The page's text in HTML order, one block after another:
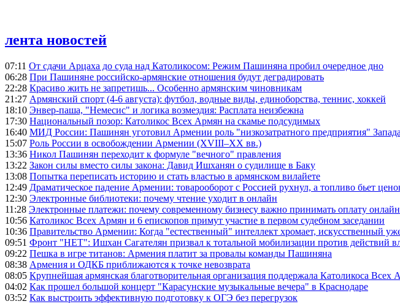
лента новостей
07:11 От сдачи Арцаха до суда над Католикосом: Режим Пашиняна пробил очередное дно
06:28 При Пашиняне российско-армянские отношения будут деградировать
22:28 Красиво жить не запретишь... Особенно армянским чиновникам
21:27 Армянский спорт (4-6 августа): футбол, водные виды, единоборства, теннис, хоккей
18:10 Энвер-паша, "Немесис" и логика возмездия: Расплата неизбежна
17:30 Национальный позор: Католикос Всех Армян на скамье подсудимых
16:40 МИД России: Пашинян уготовил Армении роль "низкозатратного предприятия" Запада
15:07 Роль России в освобождении Армении (XVIII–XX вв.)
13:36 Никол Пашинян переходит к формуле "вечного" правления
13:22 Закон силы вместо силы закона: Давид Ишханян о судилище в Баку
13:08 Попытка переписать историю и стать властью в армянском вилайете
12:49 Драматическое падение Армении: товарооборот с Россией рухнул, а топливо бьет
12:30 Электронные библиотеки: почему чтение уходит в онлайн
11:28 Электронные платежи: почему современному бизнесу важно принимать оплату онлайн
10:56 Католикос Всех Армян и 6 епископов примут участие в первом судебном заседании
10:36 Правительство Армении: Когда "естественный" интеллект хромает, искусственный
09:51 Фронт "НЕТ": Ишхан Сагателян призвал к тотальной мобилизации против действий
09:22 Пешка в игре титанов: Армения платит за провалы команды Пашиняна
08:38 Армения и ОДКБ приближаются к точке невозврата
08:05 Крупнейшая армянская благотворительная организация поддержала Католикоса Всех
04:02 Как прошел большой концерт "Карасунские музыкальные вечера" в Краснодаре
03:52 Как выстроить эффективную подготовку к ОГЭ без перегрузок